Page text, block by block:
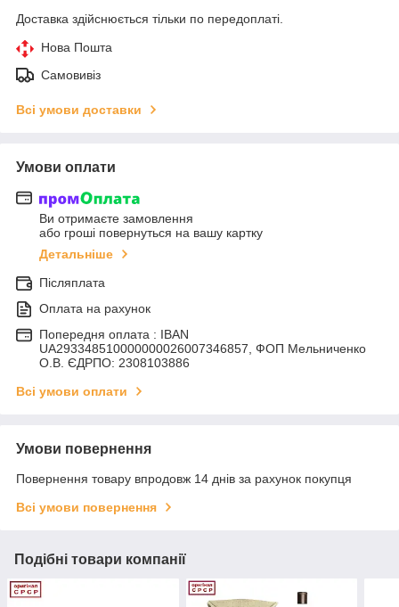
Доставка здійснюється тільки по передоплаті.
Нова Пошта
Самовивіз
Всі умови доставки
Умови оплати
Ви отримаєте замовлення
або гроші повернуться на вашу картку
Детальніше
Післяплата
Оплата на рахунок
Попередня оплата : IBAN
UA293348510000000026007346857, ФОП Мельниченко
О.В. ЄДРПО: 2308103886
Всі умови оплати
Умови повернення
Повернення товару впродовж 14 днів за рахунок покупця
Всі умови повернення
Подібні товари компанії